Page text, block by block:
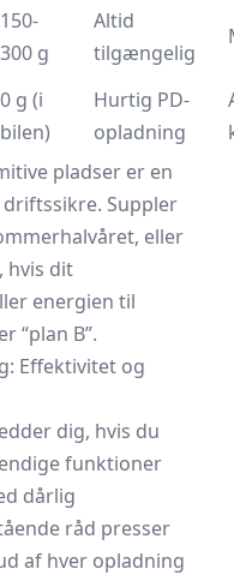
150-
300 g
Altid
tilgængelig
0 g (i
bilen)
Hurtig PD-
opladning
pladser er en
Suppler
eller
hvis dit
energien til
“plan B”.
Effektivitet og
dig, hvis du
funktioner
dårlig
råd presser
af hver opladning